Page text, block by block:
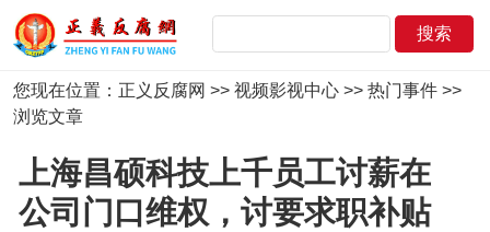
您现在位置： 正义反腐网 >> 视频影视中心>> 热门事件>>
浏览文章
上海昌硕科技上千员工讨薪在
公司门口维权，讨要求职补贴